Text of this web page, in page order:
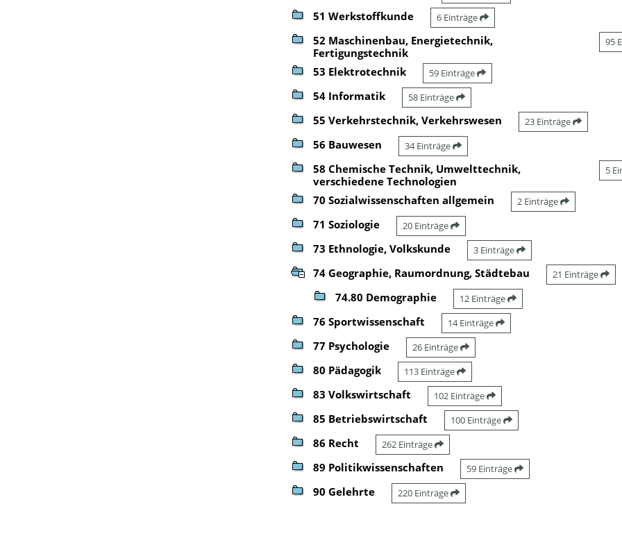
51 Werkstoffkunde 6 Einträge
52 Maschinenbau, Energietechnik,
Fertigungstechnik
95
53 Elektrotechnik 59 Einträge
54 Informatik 58 Einträge
55 Verkehrstechnik, Verkehrswesen 23 Einträge
56 Bauwesen 34 Einträge
58 Chemische Technik, Umwelttechnik,
verschiedene Technologien
5
70 Sozialwissenschaften allgemein 2 Einträge
71 Soziologie 20 Einträge
73 Ethnologie, Volkskunde 3 Einträge
74 Geographie, Raumordnung, Städtebau 21 Einträge
74.80 Demographie 12 Einträge
76 Sportwissenschaft 14 Einträge
77 Psychologie 26 Einträge
80 Pädagogik 113 Einträge
83 Volkswirtschaft 102 Einträge
85 Betriebswirtschaft 100 Einträge
86 Recht 262 Einträge
89 Politikwissenschaften 59 Einträge
90 Gelehrte 220 Einträge